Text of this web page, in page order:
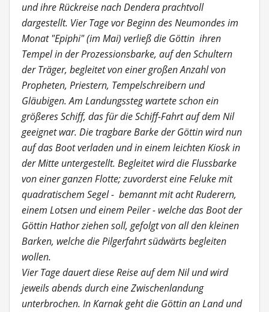
und ihre Rückreise nach Dendera prachtvoll
dargestellt. Vier Tage vor Beginn des Neumondes im
Monat "Epiphi" (im Mai) verließ die Göttin ihren
Tempel in der Prozessionsbarke, auf den Schultern
der Träger, begleitet von einer großen Anzahl von
Propheten, Priestern, Tempelschreibern und
Gläubigen. Am Landungssteg wartete schon ein
größeres Schiff, das für die Schiff-Fahrt auf dem Nil
geeignet war. Die tragbare Barke der Göttin wird nun
auf das Boot verladen und in einem leichten Kiosk in
der Mitte untergestellt. Begleitet wird die Flussbarke
von einer ganzen Flotte; zuvorderst eine Feluke mit
quadratischem Segel - bemannt mit acht Ruderern,
einem Lotsen und einem Peiler - welche das Boot der
Göttin Hathor ziehen soll, gefolgt von all den kleinen
Barken, welche die Pilgerfahrt südwärts begleiten
wollen.
Vier Tage dauert diese Reise auf dem Nil und wird
jeweils abends durch eine Zwischenlandung
unterbrochen. In Karnak geht die Göttin an Land und